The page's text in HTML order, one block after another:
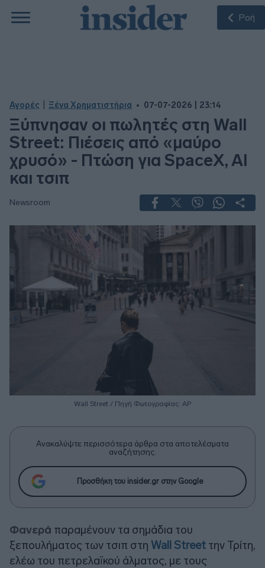
Ροή
Αγορές Ξένα Χρηματιστήρια 07-07-2026 | 23:14
Ξύπνησαν οι πωλητές στη Wall
Street: Πιέσεις από «μαύρο
χρυσό» - Πτώση για SpaceX, AI
και τσιπ
Newsroom
Wall Street / Πηγή Φωτογραφίας: ΑΡ
Ανακαλύψτε περισσότερα άρθρα στα αποτελέσματα
αναζήτησης.
Προσθήκη του insider.gr στην Google
Φανερά παραμένουν τα σημάδια του
ξεπουλήματος των τσιπ στη Wall Street την Τρίτη,
ελέω του πετρελαϊκού άλματος, με τους